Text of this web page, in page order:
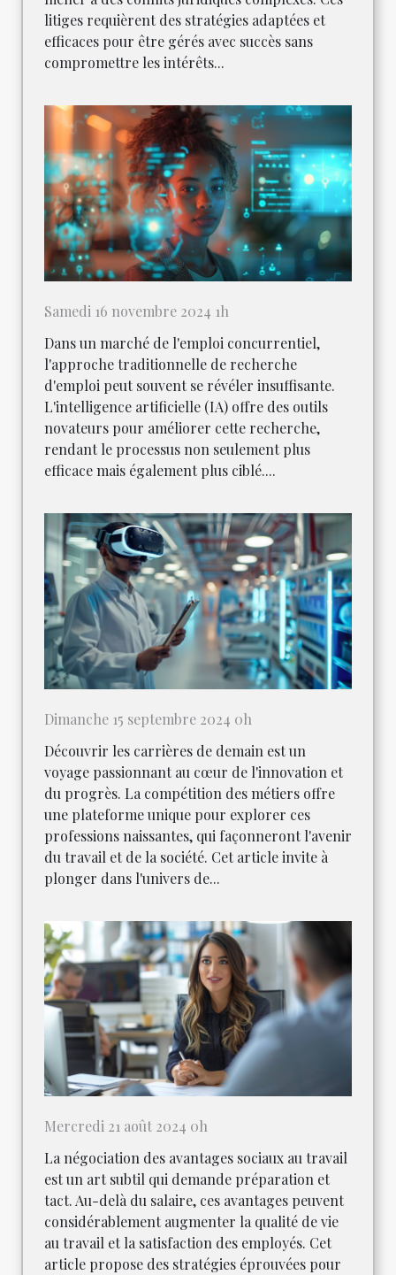
litiges requièrent des stratégies adaptées et
efficaces pour être gérés avec succès sans
compromettre les intérêts...
Samedi 16 novembre 2024 1h
Dans un marché de l'emploi concurrentiel,
l'approche traditionnelle de recherche
d'emploi peut souvent se révéler insuffisante.
L'intelligence artificielle (IA) offre des outils
novateurs pour améliorer cette recherche,
rendant le processus non seulement plus
efficace mais également plus ciblé....
Dimanche 15 septembre 2024 0h
Découvrir les carrières de demain est un
voyage passionnant au cœur de l'innovation et
du progrès. La compétition des métiers offre
une plateforme unique pour explorer ces
professions naissantes, qui façonneront l'avenir
du travail et de la société. Cet article invite à
plonger dans l'univers de...
Mercredi 21 août 2024 0h
La négociation des avantages sociaux au travail
est un art subtil qui demande préparation et
tact. Au-delà du salaire, ces avantages peuvent
considérablement augmenter la qualité de vie
au travail et la satisfaction des employés. Cet
article propose des stratégies éprouvées pour